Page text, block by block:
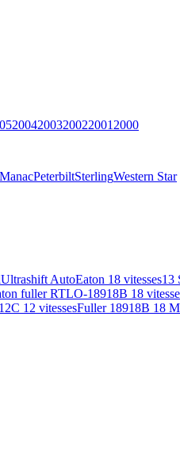
2004200320022001 2000
ManacPeterbiltSterlingWestern Star
Ultrashift AutoEaton 18 vitesses13
fuller RTLO-18918B 18
12 vitessesFuller 18918B 18